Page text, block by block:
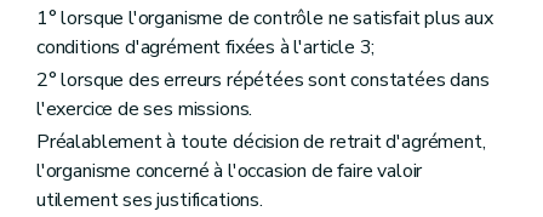
1° lorsque l'organisme de contrôle ne satisfait plus aux
conditions d'agrément fixées à l'article 3;
2° lorsque des erreurs répétées sont constatées dans
l'exercice de ses missions.
Préalablement à toute décision de retrait d'agrément,
l'organisme concerné à l'occasion de faire valoir
utilement ses justifications.